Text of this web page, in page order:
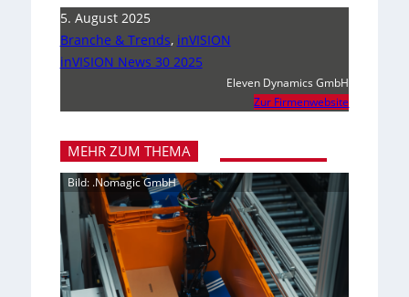
5. August 2025
Branche & Trends, inVISION
inVISION News 30 2025
Eleven Dynamics GmbH
Zur Firmenwebsite
MEHR ZUM THEMA
Bild: .Nomagic GmbH